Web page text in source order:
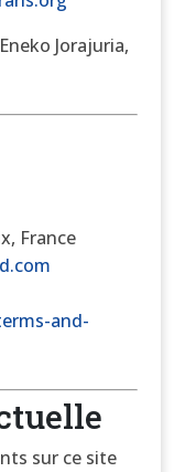
Jorajuria,
France
and-
sur ce site